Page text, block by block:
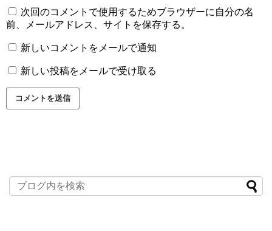
次回のコメントで使用するためブラウザーに自分の名
前、メールアドレス、サイトを保存する。
新しいコメントをメールで通知
新しい投稿をメールで受け取る